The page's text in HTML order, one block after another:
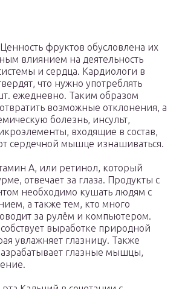
фруктов обусловлена их
влиянием на деятельность
и сердца. Кардиологи в
что нужно употреблять
ежедневно. Таким образом
возможные отклонения, а
болезнь, инсульт,
входящие в состав,
сердечной мышце изнашиваться.
А, или ретинол, который
отвечает за глаза. Продукты с
необходимо кушать людям с
а также тем, кто много
за рулём и компьютером.
выработке природной
увлажняет глазницу. Также
глазные мышцы,